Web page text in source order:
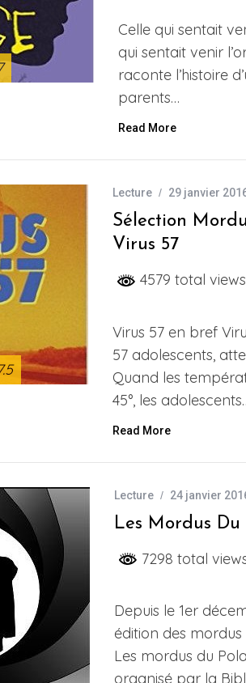
Celle qui sentait
qui sentait venir
raconte l’histoire
parents…
Read More
Lecture 29 janvier
Sélection
Virus 57
4579 total views
Virus 57 en bref
57 adolescents,
Quand les
45°, les
Read More
Lecture 24 janvier
Les Mordus Du
7298 total
Depuis le 1er
édition des
Les mordus du
organisé par la